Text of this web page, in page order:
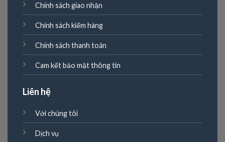
Chính sách giao nhận
Chính sách kiểm hàng
Chính sách thanh toán
Cam kết bảo mật thông tin
Liên hệ
Với chúng tôi
Dịch vụ